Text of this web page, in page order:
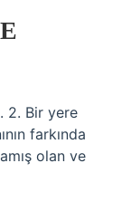
2. Bir yere
farkında
olan ve